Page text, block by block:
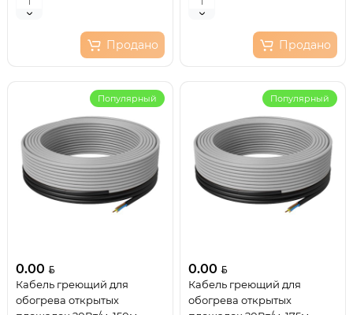
Продано Продано
Популярный
0.00
Кабель греющий для
обогрева открытых
Популярный
0.00
Кабель греющий для
обогрева открытых